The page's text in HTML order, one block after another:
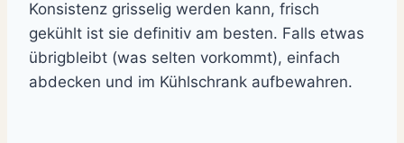
Konsistenz grisselig werden kann, frisch
gekühlt ist sie definitiv am besten. Falls etwas
übrigbleibt (was selten vorkommt), einfach
abdecken und im Kühlschrank aufbewahren.